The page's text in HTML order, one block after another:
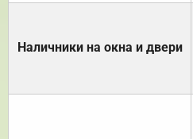
Наличники на окна и двери